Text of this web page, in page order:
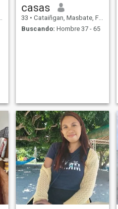
casas
33 • Cataiñgan, Masbate, Filipinas
Buscando: Hombre 37 - 65